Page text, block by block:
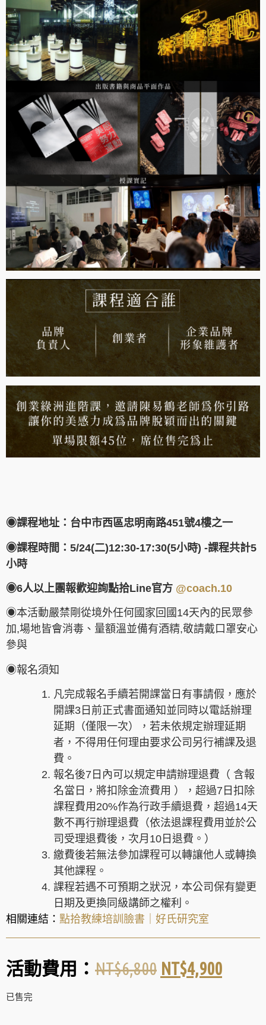
◉課程地址：台中市西區忠明南路451號4樓之一
◉課程時間：5/24(二)12:30-17:30(5小時) -課程共計5
小時
◉6人以上團報歡迎詢點拾Line官方 @coach.10
◉本活動嚴禁剛從境外任何國家回國14天內的民眾參
加,場地皆會消毒、量額溫並備有酒精,敬請戴口罩安心
參與
◉報名須知
凡完成報名手續若開課當日有事請假，應於
開課3日前正式書面通知並同時以電話辦理
延期（僅限一次），若未依規定辦理延期
者，不得用任何理由要求公司另行補課及退
費。
報名後7日內可以規定申請辦理退費（ 含報
名當日，將扣除金流費用 ），超過7日扣除
課程費用20%作為行政手續退費，超過14天
數不再行辦理退費（依法退課程費用並於公
司受理退費後，次月10日退費。）
繳費後若無法參加課程可以轉讓他人或轉換
其他課程。
課程若遇不可預期之狀況，本公司保有變更
日期及更換同級講師之權利。
相關連結： 點拾教練培訓臉書 好氏研究室
活動費用： NT$6,800 NT$4,900
已售完